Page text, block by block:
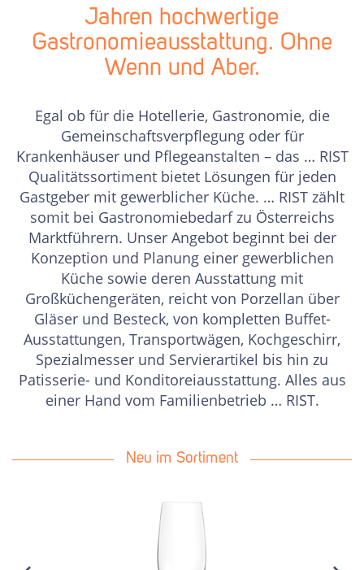
Jahren hochwertige
Gastronomieausstattung. Ohne
Wenn und Aber.
Egal ob für die Hotellerie, Gastronomie, die
Gemeinschaftsverpflegung oder für
Krankenhäuser und Pflegeanstalten – das … RIST
Qualitätssortiment bietet Lösungen für jeden
Gastgeber mit gewerblicher Küche. … RIST zählt
somit bei Gastronomiebedarf zu Österreichs
Marktführern. Unser Angebot beginnt bei der
Konzeption und Planung einer gewerblichen
Küche sowie deren Ausstattung mit
Großküchengeräten, reicht von Porzellan über
Gläser und Besteck, von kompletten Buffet-
Ausstattungen, Transportwägen, Kochgeschirr,
Spezialmesser und Servierartikel bis hin zu
Patisserie- und Konditoreiausstattung. Alles aus
einer Hand vom Familienbetrieb … RIST.
Neu im Sortiment